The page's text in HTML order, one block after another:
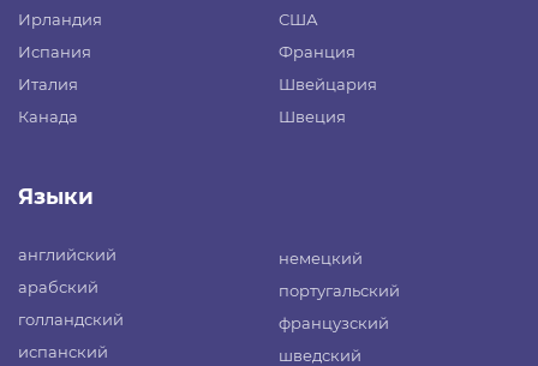
Ирландия
Испания
Италия
Канада
США
Франция
Швейцария
Швеция
Языки
английский
арабский
голландский
испанский
немецкий
португальский
французский
шведский